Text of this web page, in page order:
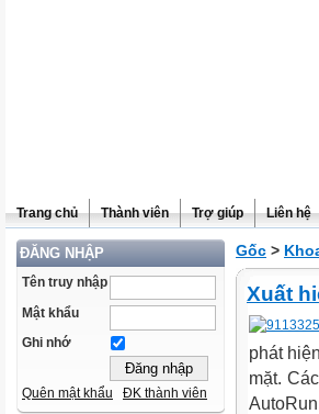
Trang chủ Thành viên Trợ giúp Liên hệ
ĐĂNG NHẬP
Tên truy nhập
Mật khẩu
Ghi nhớ
Quên mật khẩu ĐK thành viên
Gốc >
Xuất
phát
mặt.